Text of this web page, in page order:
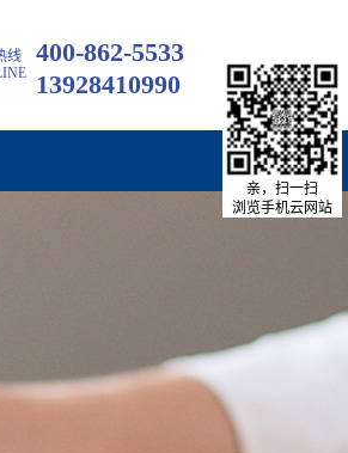
线
400-862-5533
13928410990
亲，扫一扫
浏览手机云网站